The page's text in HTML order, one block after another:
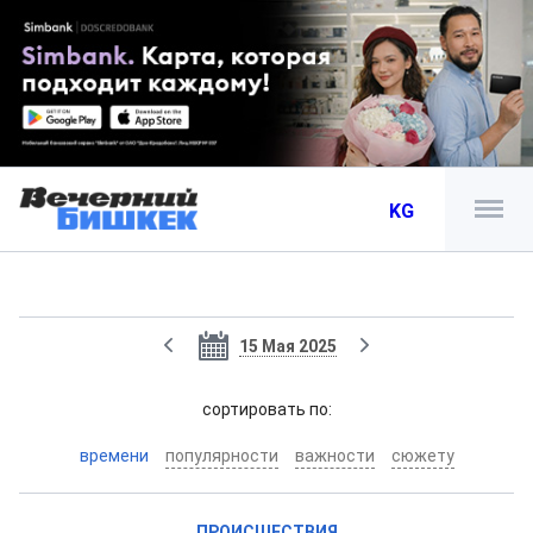
KG
15 Мая 2025
cортировать по:
времени популярности важности сюжету